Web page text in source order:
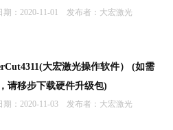
期：2020-11-01 发布者：大宏激光
大宏激光操作软件） (如需
请移步下载硬件升级包)
期：2020-11-03 发布者：大宏激光